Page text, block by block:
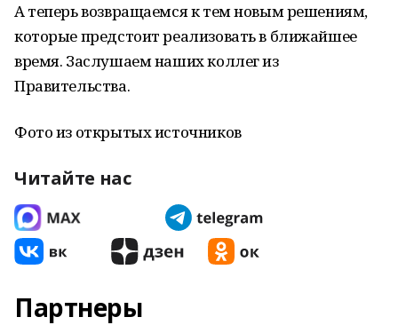
А теперь возвращаемся к тем новым решениям,
которые предстоит реализовать в ближайшее
время. Заслушаем наших коллег из
Правительства.
Фото из открытых источников
Читайте нас
Партнеры